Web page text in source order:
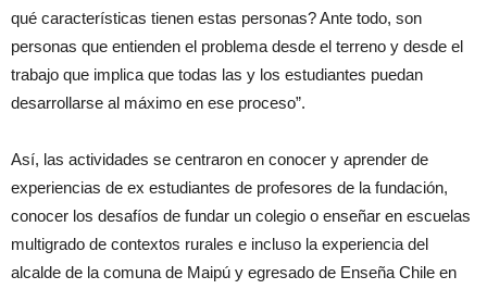
qué características tienen estas personas? Ante todo, son
personas que entienden el problema desde el terreno y desde el
trabajo que implica que todas las y los estudiantes puedan
desarrollarse al máximo en ese proceso”.
Así, las actividades se centraron en conocer y aprender de
experiencias de ex estudiantes de profesores de la fundación,
conocer los desafíos de fundar un colegio o enseñar en escuelas
multigrado de contextos rurales e incluso la experiencia del
alcalde de la comuna de Maipú y egresado de Enseña Chile en